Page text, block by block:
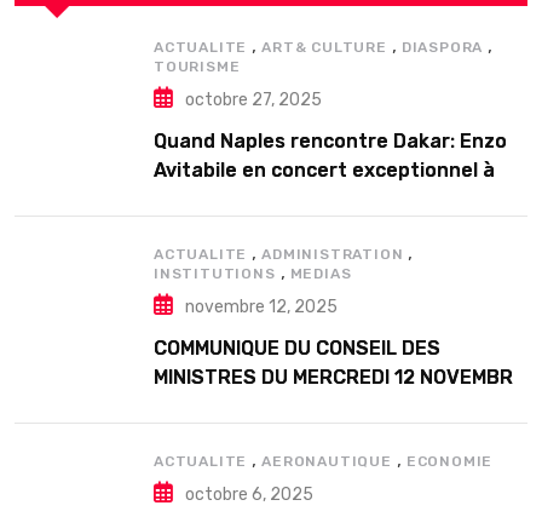
ACTUALITE ,ART& CULTURE , DIASPORA ,
TOURISME
octobre 27, 2025
Quand Naples rencontre Dakar: Enzo
Avitabile en concert exceptionnel à
ACTUALITE ,ADMINISTRATION ,
INSTITUTIONS , MEDIAS
novembre 12, 2025
COMMUNIQUE DU CONSEIL DES
MINISTRES DU MERCREDI 12 NOVEMBRE
ACTUALITE ,AERONAUTIQUE , ECONOMIE
octobre 6, 2025